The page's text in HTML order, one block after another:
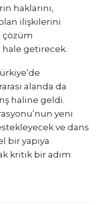
haklarını,
ilişkilerini
çözüm
getirecek.
alanda da
haline geldi.
yeni
ve dans
bir yapıya
kritik bir adım